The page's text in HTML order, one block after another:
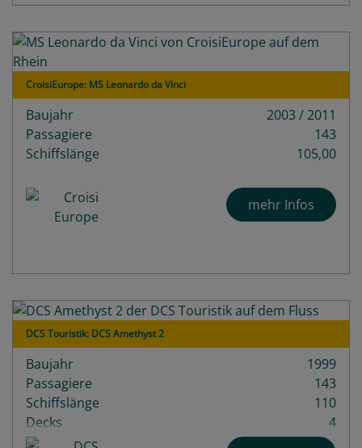
CroisiEurope: MS Leonardo da Vinci
Baujahr
2003 / 2011
Passagiere
143
Schiffslänge
105,00
mehr Infos
DCS Touristik: DCS Amethyst 2
Baujahr
1999
Passagiere
143
Schiffslänge
110
Decks
4